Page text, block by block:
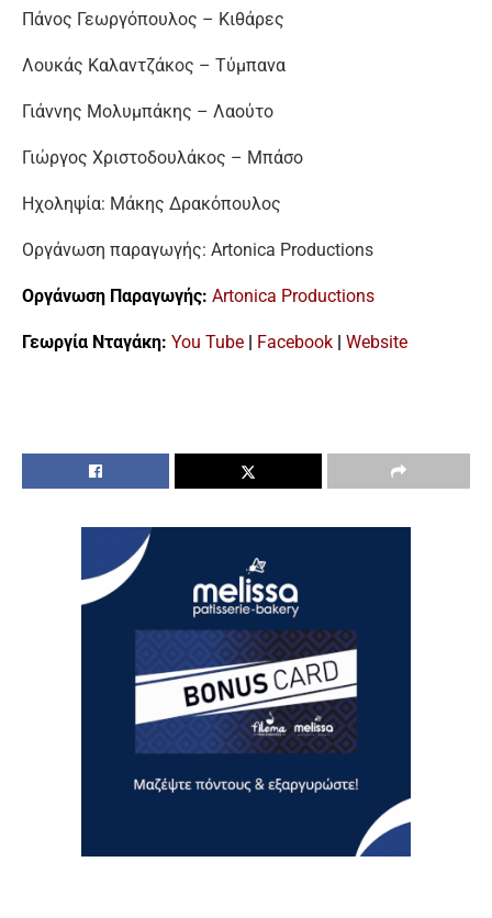
Πάνος Γεωργόπουλος – Κιθάρες
Λουκάς Καλαντζάκος – Τύμπανα
Γιάννης Μολυμπάκης – Λαούτο
Γιώργος Χριστοδουλάκος – Μπάσο
Ηχοληψία: Μάκης Δρακόπουλος
Οργάνωση παραγωγής: Artonica Productions
Οργάνωση Παραγωγής: Artonica Productions
Γεωργία Νταγάκη: You Tube | Facebook | Website